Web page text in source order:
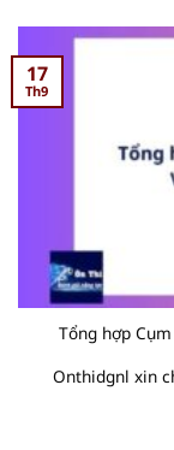
Tổng hợp
Onthidgnl xin
17
Th9